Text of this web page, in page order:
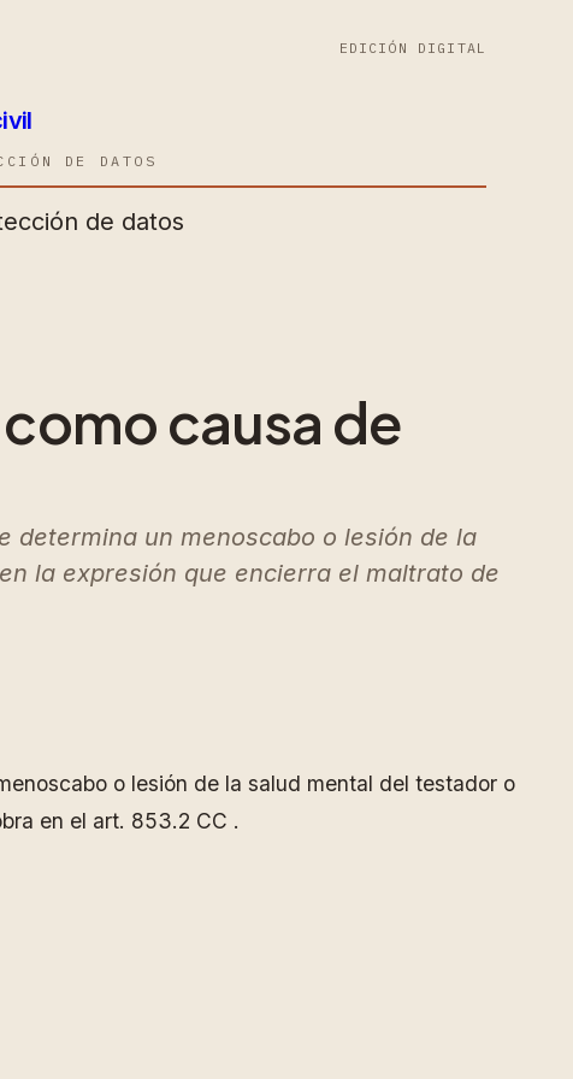
EDICIÓN DIGITAL
DE DATOS
de datos
causa de
determina un menoscabo o lesión de la
la expresión que encierra el maltrato de
o lesión de la salud mental del testador o
en el art. 853.2 CC .